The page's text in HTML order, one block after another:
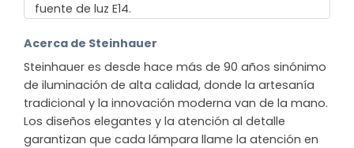
fuente de luz E14.
Acerca de Steinhauer
Steinhauer es desde hace más de 90 años sinónimo
de iluminación de alta calidad, donde la artesanía
tradicional y la innovación moderna van de la mano.
Los diseños elegantes y la atención al detalle
garantizan que cada lámpara llame la atención en